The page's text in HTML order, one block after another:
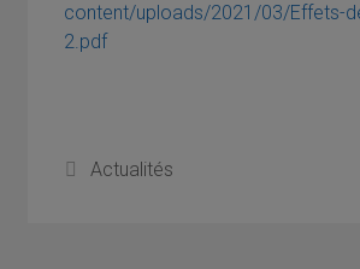
content/uploads/2021/03/Effets-
2.pdf
Catégories
Actualités